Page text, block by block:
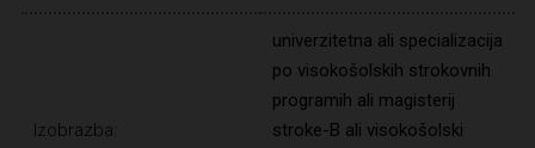
Izobrazba:
univerzitetna ali specializacija
po visokošolskih strokovnih
programih ali magisterij
stroke-B ali visokošolski